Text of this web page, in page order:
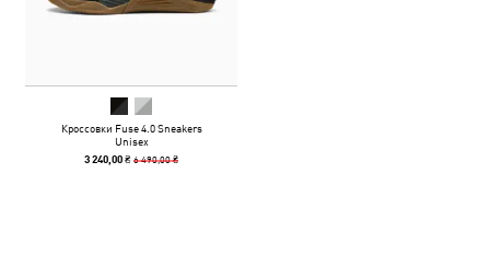
Кроссовки Fuse 4.0 Sneakers
Unisex
3 240,00 ₴6 490,00 ₴